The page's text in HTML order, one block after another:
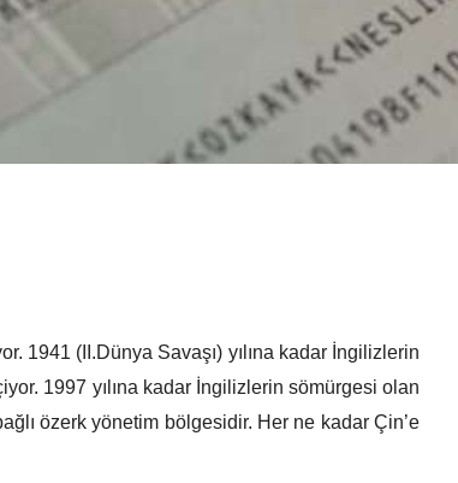
1941 (II.Dünya Savaşı) yılına kadar İngilizlerin
1997 yılına kadar İngilizlerin sömürgesi olan
özerk yönetim bölgesidir. Her ne kadar Çin’e